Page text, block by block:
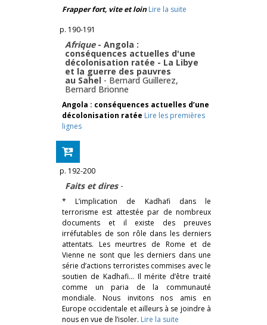
Frapper fort, vite et loin Lire la suite
p. 190-191
Afrique - Angola :
conséquences actuelles d'une
décolonisation ratée - La Libye
et la guerre des pauvres
au Sahel - Bernard Guillerez,
Bernard Brionne
Angola : conséquences actuelles d’une
décolonisation ratée Lire les premières
lignes
p. 192-200
Faits et dires -
* L’implication de Kadhafi dans le
terrorisme est attestée par de nombreux
documents et il existe des preuves
irréfutables de son rôle dans les derniers
attentats. Les meurtres de Rome et de
Vienne ne sont que les derniers dans une
série d’actions terroristes commises avec le
soutien de Kadhafi… Il mérite d’être traité
comme un paria de la communauté
mondiale. Nous invitons nos amis en
Europe occidentale et ailleurs à se joindre à
nous en vue de l’isoler. Lire la suite